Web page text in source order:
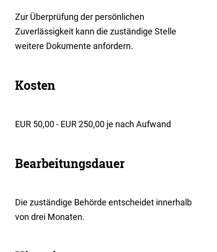
Zur Überprüfung der persönlichen
Zuverlässigkeit kann die zuständige Stelle
weitere Dokumente anfordern.
Kosten
EUR 50,00 - EUR 250,00 je nach Aufwand
Bearbeitungsdauer
Die zuständige Behörde entscheidet innerhalb
von drei Monaten.